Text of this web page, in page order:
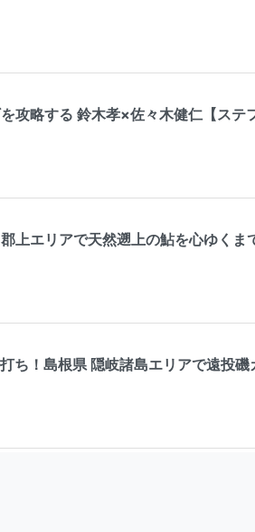
攻略する 鈴木孝×佐々木健仁【ス
上エリアで天然遡上の鮎を心ゆくま
ち！島根県 隠岐諸島エリアで遠投磯